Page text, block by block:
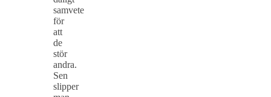
samvete
för
att
de
stör
andra.
Sen
slipper